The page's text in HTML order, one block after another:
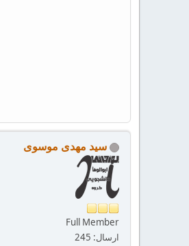
سید مهدی موسوی
Full Member
ارسال: 245